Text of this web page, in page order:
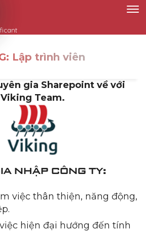
Lập trình viên
gia Sharepoint về với
Viking Team.
NHẬP CÔNG TY:
việc thân thiện, năng động,
hiện đại hướng đến tính